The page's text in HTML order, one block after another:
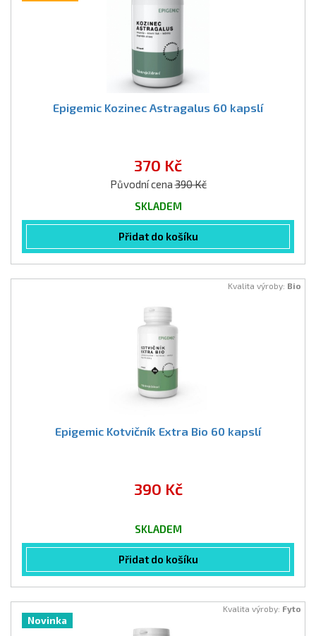
Epigemic Kozinec Astragalus 60 kapslí
370 Kč
Původní cena390 Kč
SKLADEM
Přidat do košíku
Kvalita výroby: Bio
Epigemic Kotvičník Extra Bio 60 kapslí
390 Kč
SKLADEM
Přidat do košíku
Kvalita výroby: Fyto
Novinka